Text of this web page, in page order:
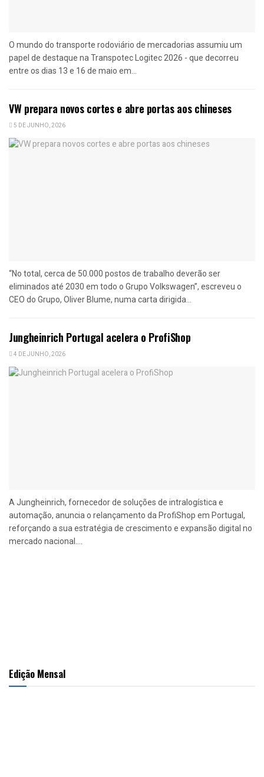
O mundo do transporte rodoviário de mercadorias assumiu um
papel de destaque na Transpotec Logitec 2026 - que decorreu
entre os dias 13 e 16 de maio em...
VW prepara novos cortes e abre portas aos chineses
5 DE JUNHO, 2026
“No total, cerca de 50.000 postos de trabalho deverão ser
eliminados até 2030 em todo o Grupo Volkswagen”, escreveu o
CEO do Grupo, Oliver Blume, numa carta dirigida...
Jungheinrich Portugal acelera o ProfiShop
4 DE JUNHO, 2026
A Jungheinrich, fornecedor de soluções de intralogística e
automação, anuncia o relançamento da ProfiShop em Portugal,
reforçando a sua estratégia de crescimento e expansão digital no
mercado nacional....
Edição Mensal